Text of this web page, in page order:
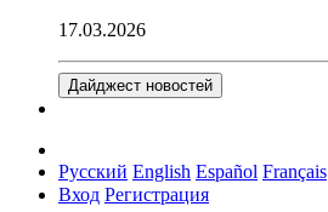
17.03.2026
Дайджест новостей
Русский English Español Français
Вход Регистрация